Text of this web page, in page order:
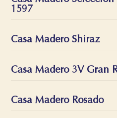
1597
Casa Madero Shiraz
Casa Madero 3V Gran
Casa Madero Rosado